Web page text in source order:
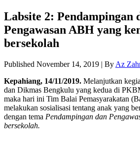
Labsite 2: Pendampingan
Pengawasan ABH yang
bersekolah
Published November 14, 2019 | By Az
Kepahiang, 14/11/2019. Melanjutkan
dan Dikmas Bengkulu yang kedua di
maka hari ini Tim Balai Pemasyarakatan
melakukan sosialisasi tentang anak yang
dengan tema Pendampingan dan
bersekolah.